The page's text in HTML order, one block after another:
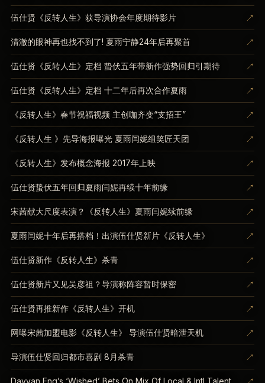
伍仕贤《反转人生》获导演协会年度期待影片 ↗
清澈的眼神再也找不到了! 夏雨宁静24年后再聚首 ↗
伍仕贤《反转人生》定档 蛰伏五年带新作强势回归引期待 ↗
伍仕贤《反转人生》定档 十二年后再次合作夏雨 ↗
《反转人生》春节祝福视频 主创咖齐变“支招王” ↗
《反转人生 》先导海报曝光 夏雨闫妮组笑匠天团 ↗
《反转人生》发布概念海报 2017年上映 ↗
伍仕贤蛰伏五年回归夏雨闫妮再续十年前缘 ↗
宋茜献大尺度表演？《反转人生》夏雨闫妮续前缘 ↗
夏雨闫妮十年后再搭档！出演伍仕贤新片《反转人生》 ↗
伍仕贤新作《反转人生》杀青 ↗
伍仕贤新片又见吴彦祖？导演称阵容暂时保密 ↗
伍仕贤再推新作《反转人生》开机 ↗
网曝宋茜加盟电影《反转人生》 导演伍仕贤暗泄天机 ↗
导演伍仕贤回归都市喜剧 8月杀青 ↗
Dayyan Eng’s ‘Wished’ Bets On Mix Of Local & Intl Talent